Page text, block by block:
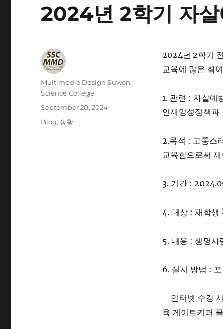
2024년 2학기 자살
2024년 2학기
교육에 많은 참
1. 관련 : 자살예
인재양성정책
2.목적 : 고통스
교육함으로써
3. 기간 :
4. 대상 : 재학생
5. 내용 : 생명사
6. 실시 방법 :
– 인터넷 수강
육 게이트키퍼
Author
Multimedia Design Suwon
Science College
Posted
on
September 20, 2024
Categories
Blog,생활